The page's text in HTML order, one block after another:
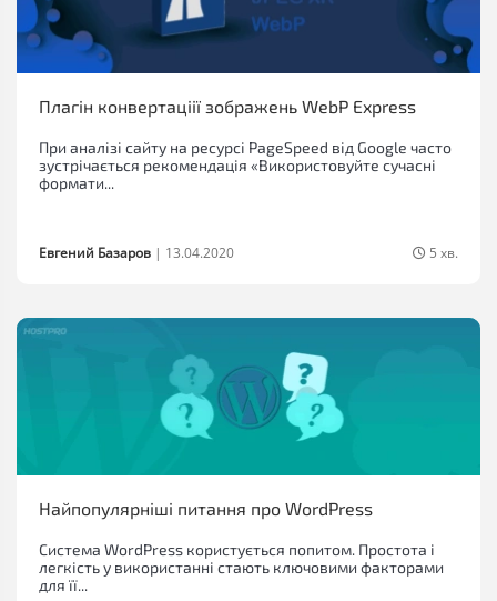
Плагін конвертаціії зображень WebP Express
При аналізі сайту на ресурсі PageSpeed ​​від Google часто
зустрічається рекомендація «Використовуйте сучасні
формати...
Евгений Базаров | 13.04.2020 5 хв.
Найпопулярніші питання про WordPress
Система WordPress користується попитом. Простота і
легкість у використанні стають ключовими факторами
для її...